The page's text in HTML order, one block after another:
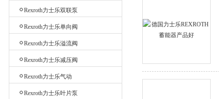
Rexroth力士乐双联泵
Rexroth力士乐单向阀
Rexroth力士乐溢流阀
Rexroth力士乐减压阀
Rexroth力士乐气动
Rexroth力士乐叶片泵